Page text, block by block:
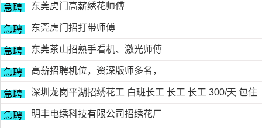
急聘 东莞虎门高薪绣花师傅
急聘 东莞虎门招打带师傅
急聘 东莞茶山招熟手看机、激光师傅
急聘 高薪招聘机位，资深版师多名，
急聘 深圳龙岗平湖招绣花工 白班长工 长工 长工 300/天 包住
急聘 明丰电绣科技有限公司招绣花厂